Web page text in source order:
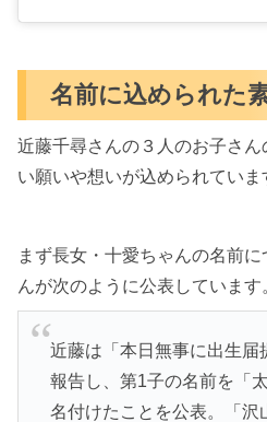
名前に込められた
近藤千尋さんの３人のお子さ
い願いや想いが込められていま
まず長女・十愛ちゃんの名前
んが次のように公表しています
近藤は「本日無事に出生届
報告し、第1子の名前を「
名付けたことを公表。「沢